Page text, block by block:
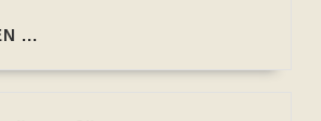
veröffentlicht?
...